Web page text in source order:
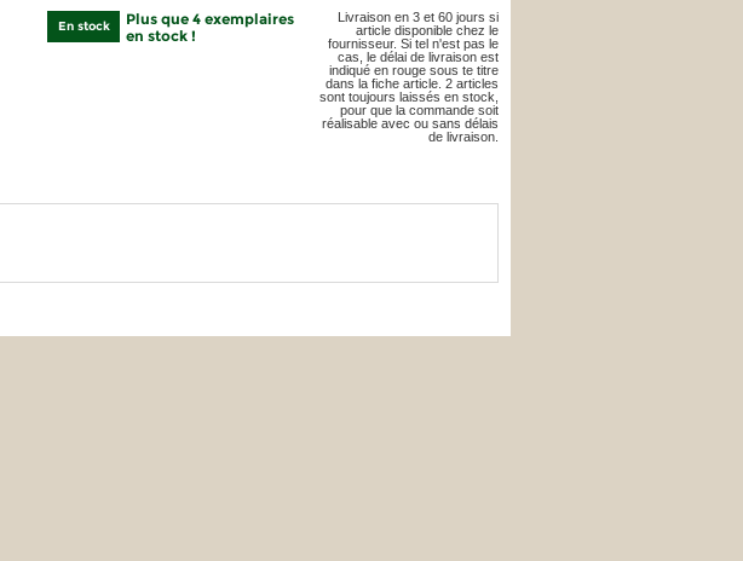
En stock
Plus que 4 exemplaires
en stock !
Livraison en 3 et 60 jours si
article disponible chez le
fournisseur. Si tel n'est pas le
cas, le délai de livraison est
indiqué en rouge sous te titre
dans la fiche article. 2 articles
sont toujours laissés en stock,
pour que la commande soit
réalisable avec ou sans délais
de livraison.